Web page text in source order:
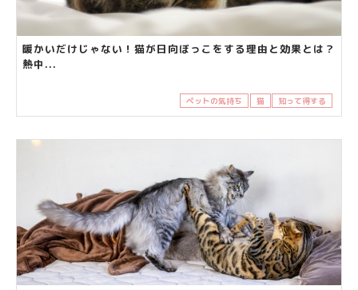
暖かいだけじゃない！猫が日向ぼっこをする理由と効果とは？
熱中...
ペットの気持ち 猫 知って得する